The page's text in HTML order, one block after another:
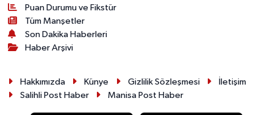
Puan Durumu ve Fikstür
Tüm Manşetler
Son Dakika Haberleri
Haber Arşivi
Hakkımızda Künye Gizlilik Sözleşmesi
İletişim
Salihli Post Haber
Manisa Post Haber